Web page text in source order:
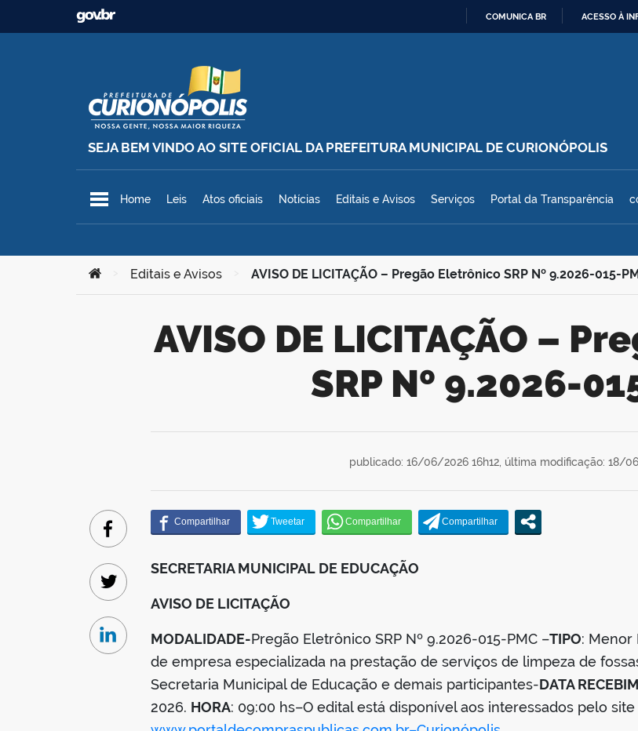
Ir para o conteúdo COMUNICA BR ACESSO À
SEJA BEM VINDO AO SITE OFICIAL DA PREFEITURA MUNICIPAL DE CURIONÓPOLIS
Prefeitura Municipal de Curionópolis
Home Leis Atos oficiais Notícias Editais e Avisos Serviços Portal da Transparência
Você está aqui:
Editais e Avisos AVISO DE LICITAÇÃO – Pregão Eletrônico SRP Nº 9.2026-015-
AVISO DE LICITAÇÃO – Pregão Eletrônico
SRP Nº 9.2026-
publicado: 16/06/2026 16h12, última modificação: 18/
SECRETARIA MUNICIPAL DE EDUCAÇÃO
AVISO DE LICITAÇÃO
MODALIDADE-Pregão Eletrônico SRP Nº 9.2026-015-PMC –TIPO: Menor
de empresa especializada na prestação de serviços de limpeza de
Secretaria Municipal de Educação e demais participantes-DATA
2026. HORA: 09:00 hs–O edital está disponível aos interessados pelo site
Facebook
Twitter
Linkedin